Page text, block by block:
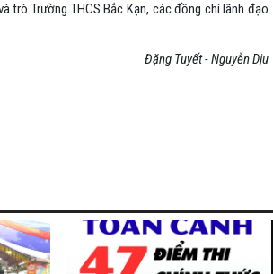
trò Trường THCS Bắc Kạn, các đồng chí lãnh đạo
Đặng Tuyết - Nguyễn Dịu